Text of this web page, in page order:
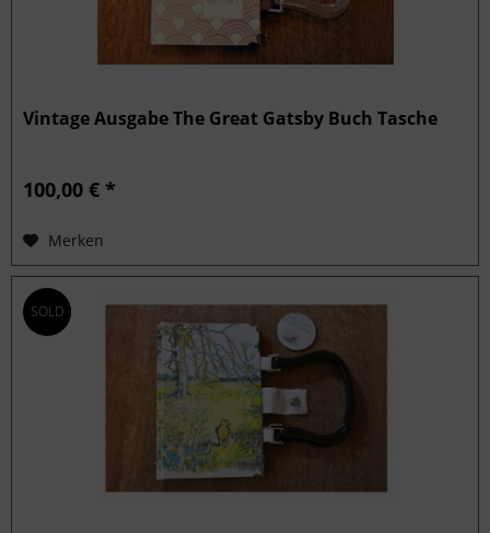
Vintage Ausgabe The Great Gatsby Buch Tasche
100,00 € *
Merken
SOLD